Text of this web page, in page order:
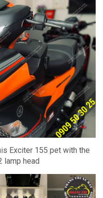
Exciter 155 pet with the
lamp head